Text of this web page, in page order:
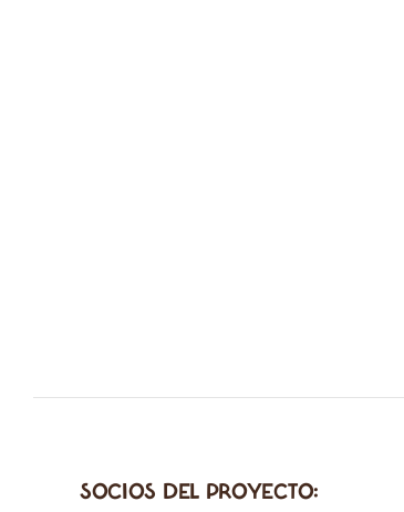
SOCIOS DEL PROYECTO: